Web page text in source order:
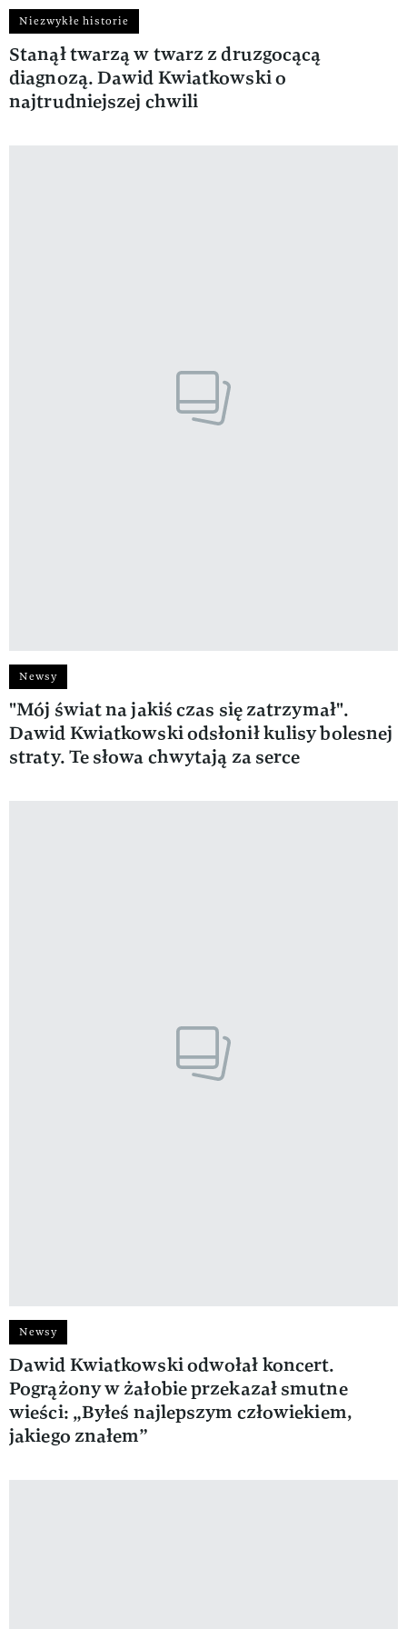
Niezwykłe historie
Stanął twarzą w twarz z druzgocącą
diagnozą. Dawid Kwiatkowski o
najtrudniejszej chwili
Newsy
"Mój świat na jakiś czas się zatrzymał".
Dawid Kwiatkowski odsłonił kulisy bolesnej
straty. Te słowa chwytają za serce
Newsy
Dawid Kwiatkowski odwołał koncert.
Pogrążony w żałobie przekazał smutne
wieści: „Byłeś najlepszym człowiekiem,
jakiego znałem”